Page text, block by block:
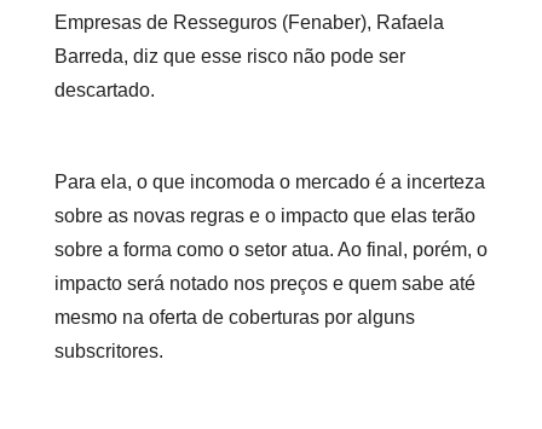
Empresas de Resseguros (Fenaber), Rafaela
Barreda, diz que esse risco não pode ser
descartado.
Para ela, o que incomoda o mercado é a incerteza
sobre as novas regras e o impacto que elas terão
sobre a forma como o setor atua. Ao final, porém, o
impacto será notado nos preços e quem sabe até
mesmo na oferta de coberturas por alguns
subscritores.